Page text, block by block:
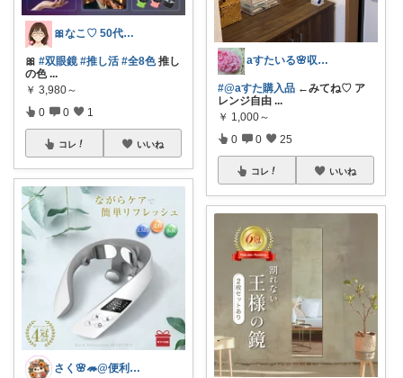
🎀なこ♡︎ 50代主婦の"買って正解"
🎀 #双眼鏡 #推し活 #全8色推し
の色 ...
￥ 3,980～
0 0 1
コレ いいね
さく🌸🦔@便利でかわいいを探す旅
aすたいる🌸収納とちらからない暮らし♡
#@aすた購入品 ←みてね♡ ア
レンジ自由 ...
￥ 1,000～
0 0 25
コレ いいね